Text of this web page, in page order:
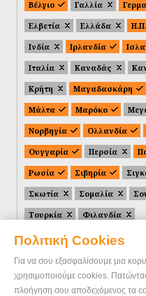
Πολιτική Cookies
Για να σου εξασφαλίσουμε μια
χρησιμοποιούμε cookies.
πλοήγηση σου αποδεχόμενος
Βέλγιο
Γαλλία
Ελβετία
Ελλάδα
Ινδία
Ιρλανδία
Ιταλία
Καναδάς
Κρήτη
Μαγαδασκάρη
Μάλτα
Μαρόκο
Νορβηγία
Ολλανδία
Ουγγαρία
Περσία
Ρωσία
Σιβηρία
Σκωτία
Σομαλία
Τουρκία
Φιλανδία